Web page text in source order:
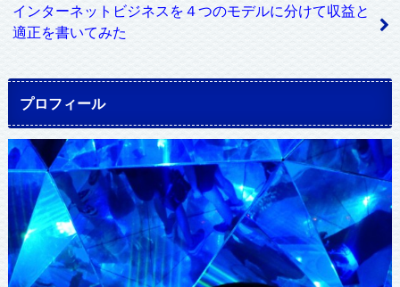
インターネットビジネスを４つのモデルに分けて収益と
適正を書いてみた
プロフィール